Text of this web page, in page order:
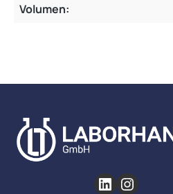
Volumen: